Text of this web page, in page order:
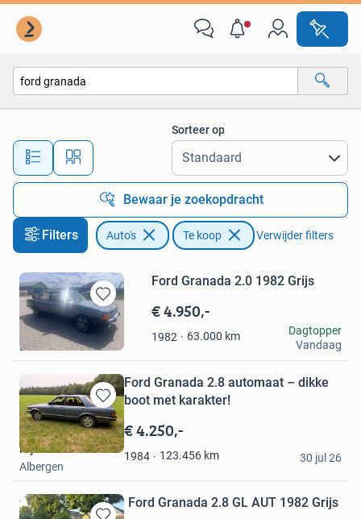
Alle afstanden…
Sorteer op
Bewaar je zoekopdracht
Filters Auto's Te koop Verwijder filters
Bewaren
in
Mijn
Favorieten
Ford Granada 2.0 1982 Grijs
€ 4.950,-
1982 63.000 km
Gertin Spijkerman
De Krim
Dagtopper
Vandaag
Bewaren
in
Mijn
Favorieten
Ford Granada 2.8 automaat – dikke
boot met karakter!
€ 4.250,-
1984 123.456 km
Nijland
Albergen
30 jul 26
Ford Granada 2.8 GL AUT 1982 Grijs